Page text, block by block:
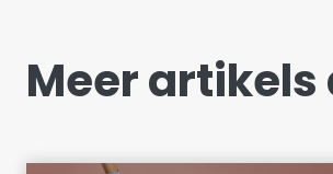
Meer artikels